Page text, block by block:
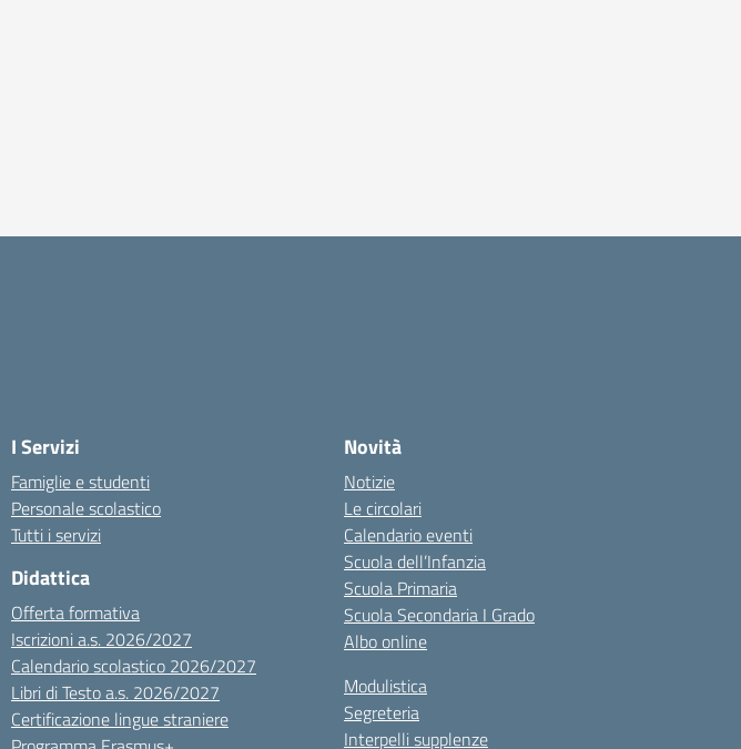
I Servizi
Famiglie e studenti
Personale scolastico
Tutti i servizi
Didattica
Offerta formativa
Iscrizioni a.s. 2026/2027
Calendario scolastico 2026/2027
Libri di Testo a.s. 2026/2027
Certificazione lingue straniere
Novità
Notizie
Le circolari
Calendario eventi
Scuola dell’Infanzia
Scuola Primaria
Scuola Secondaria I Grado
Albo online
Modulistica
Segreteria
Interpelli supplenze